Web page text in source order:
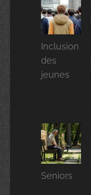
Inclusion
des
jeunes
Seniors